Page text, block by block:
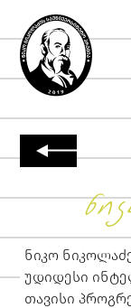
ნიკო
უდიდესი
თავისი